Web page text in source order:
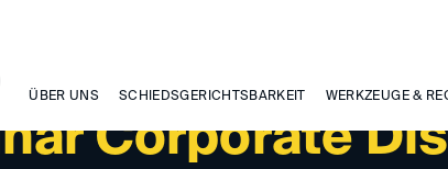
ÜBER UNS SCHIEDSGERICHTSBARKEIT WERKZEUGE &
Corporate